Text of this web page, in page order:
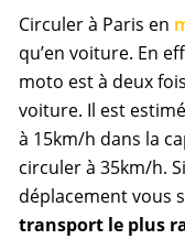
Circuler à Paris en
qu’en voiture. En
moto est à deux
voiture. Il est
à 15km/h dans la
circuler à 35km/h.
déplacement vous
transport le plus